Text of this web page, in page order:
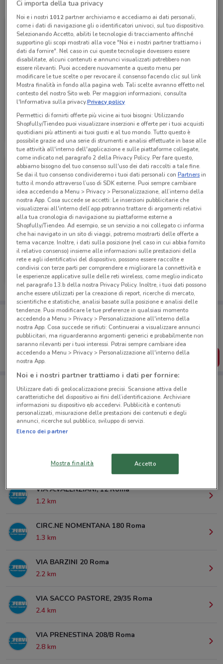
Fervi
Scade il 31/12
Fervi
Scade il 31/12 1.2 km
Fervi
Scade il 31/12 1.2 km
Porta DoveConviene sempre con te!
Puoi trovare le migliori offerte dei negozi vicino a te,
salvarle e creare la tua lista del risparmio, comodamente
dal tuo cellulare.
SCARICA L’APP
Negozi Fervi a Roma
© MapTiler © OpenStreetMap contributors
VIA A.VALENZIANI, 12 Roma
1.2 km
CIRC.NE NOMENTANA 180 Roma
1.3 km
VIA BARZINI 20 Roma
2.2 km
VIA SACCO PASTORE, 29/35 Roma
2.4 km
VIA PRENESTINA 208/B Roma
2.8 km
Ci importa della tua privacy
Noi e i nostri 1012partner archiviamo e accediamo ai dati personali,
come i dati di navigazione gli o identificatori univoci, sul tuo dispositivo.
Selezionando Accetto, abiliti le tecnologie di tracciamento affinché
supportino gli scopi mostrati alla voce "Noi e i nostri partner trattiamo i
dati da fornire". Nel caso in cui queste tecnologie dovessero essere
disabilitate, alcuni contenuti e annunci visualizzati potrebbero non
essere rilevanti. Puoi accedere nuovamente a questo menu per
modificare le tue scelte o per revocare il consenso facendo clic sul link
Mostra finalità in fondo alla pagina web. Tali scelte avranno effetto nel
contesto del nostro Sito web. Per maggiori informazioni, consulta
l'Informativa sulla privacy.Privacy policy
Permettici di fornirti offerte più vicine ai tuoi bisogni: Utilizzando
Shopfully/Tiendeo puoi visualizzare inserzioni e offerte per i tuoi acquisti
quotidiani più attinenti ai tuoi gusti e al tuo mondo. Tutto questo è
possibile grazie ad una serie di strumenti e analisi effettuate in base alle
tue attività all'interno dell'applicazione e sulle piattaforme collegate,
come indicato nel paragrafo 2 della Privacy Policy. Per fare questo,
abbiamo bisogno del tuo consenso sull'uso dei dati raccolti a tale fine.
Se dai il tuo consenso condivideremo i tuoi dati personali conPartnersin
tutto il mondo attraverso l’uso di SDK esterne. Puoi sempre cambiare
idea accedendo a Menu > Privacy > Personalizzazione, all’interno della
nostra App. Cosa succede se accetti: Le inserzioni pubblicitarie che
visualizzerai all'interno dell’app potranno trattare di argomenti relativi
alla tua cronologia di navigazione su piattaforme esterne a
Shopfully/Tiendeo. Ad esempio, se un servizio a noi collegato ci informa
che hai navigato in un sito di viaggi, potremo mostrarti delle offerte a
tema vacanze. Inoltre, i dati sulla posizione (nel caso in cui abbia fornito
il relativo consenso) insieme alle informazioni sulle prestazioni della
rete e agli identificativi del dispositivo, possono essere raccolte e
condivisi con terze parti per comprendere e migliorare la connettività e
le esperienze applicative sulle delle reti wireless, come meglio indicato
nel paragrafo 13.b della nostra Privacy Policy. Inoltre, i tuoi dati possono
anche essere utilizzati per la creazione di report, ricerche di mercato,
scientifiche e statistiche, analisi basate sulla posizione e analisi delle
tendenze. Puoi modificare le tue preferenze in qualsiasi momento
accedendo a Menu > Privacy > Personalizzazione all'interno della
nostra App. Cosa succede se rifiuti: Continuerai a visualizzare annunci
pubblicitari, ma riguarderanno argomenti generici e probabilmente non
saranno rilevanti per i tuoi interessi. Potrai sempre cambiare idea
accedendo a Menu > Privacy > Personalizzazione all'interno della
nostra App.
Noi e i nostri partner trattiamo i dati per fornire:
Utilizzare dati di geolocalizzazione precisi. Scansione attiva delle
caratteristiche del dispositivo ai fini dell’identificazione. Archiviare
informazioni su dispositivo e/o accedervi. Pubblicità e contenuti
personalizzati, misurazione delle prestazioni dei contenuti e degli
annunci, ricerche sul pubblico, sviluppo di servizi.
Elenco dei partner
Mostra finalità Accetto